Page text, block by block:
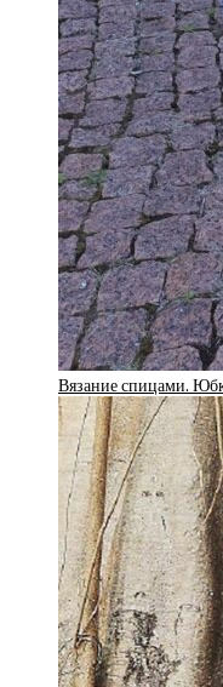
Вязание спицами.